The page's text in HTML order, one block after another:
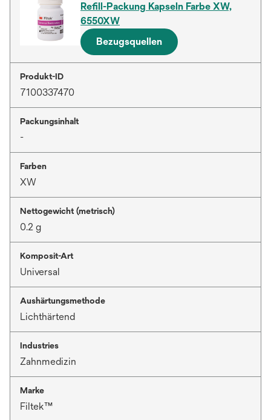
Refill-Packung Kapseln Farbe XW,
6550XW
Bezugsquellen
Produkt-ID
7100337470
Packungsinhalt
-
Farben
XW
Nettogewicht (metrisch)
0.2 g
Komposit-Art
Universal
Aushärtungsmethode
Lichthärtend
Industries
Zahnmedizin
Marke
Filtek™